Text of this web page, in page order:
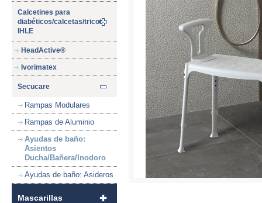
Calcetines para
diabéticos/calcetas/tricot-
IHLE
HeadActive®
Ivorimatex
Secucare
Rampas Modulares
Rampas de Aluminio
Ayudas de baño:
Asientos
Ducha/Bañera/Inodoro
Ayudas de baño: Asideros
Mascarillas